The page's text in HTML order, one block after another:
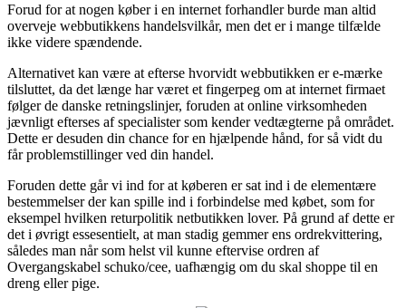
Forud for at nogen køber i en internet forhandler burde man altid
overveje webbutikkens handelsvilkår, men det er i mange tilfælde
ikke videre spændende.
Alternativet kan være at efterse hvorvidt webbutikken er e-mærke
tilsluttet, da det længe har været et fingerpeg om at internet firmaet
følger de danske retningslinjer, foruden at online virksomheden
jævnligt efterses af specialister som kender vedtægterne på området.
Dette er desuden din chance for en hjælpende hånd, for så vidt du
får problemstillinger ved din handel.
Foruden dette går vi ind for at køberen er sat ind i de elementære
bestemmelser der kan spille ind i forbindelse med købet, som for
eksempel hvilken returpolitik netbutikken lover. På grund af dette er
det i øvrigt essesentielt, at man stadig gemmer ens ordrekvittering,
således man når som helst vil kunne eftervise ordren af
Overgangskabel schuko/cee, uafhængig om du skal shoppe til en
dreng eller pige.